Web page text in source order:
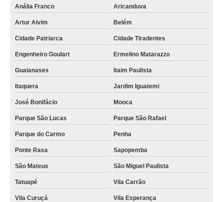
onde vende concreto para área externa Vila Marisa Mazzei
onde encontro concreto para asfalto Pompéia
concreto para piso valor Salesópolis
onde encontro concreto para base São Domingos
onde vende concreto para piso Alto de Pinheiros
concreto para fundação valor Sumaré
onde encontro concreto para laje José Bonifácio
onde vende concreto para garagem Santana
concreto para área externa valor Lapa
Anália Franco Aricanduva
Artur Alvim Belém
Cidade Patriarca Cidade Tiradentes
Engenheiro Goulart Ermelino Matarazzo
Guaianases Itaim Paulista
Itaquera Jardim Iguatemi
José Bonifácio Mooca
Parque São Lucas Parque São Rafael
Parque do Carmo Penha
Ponte Rasa Sapopemba
São Mateus São Miguel Paulista
Tatuapé Vila Carrão
Vila Curuçá Vila Esperança